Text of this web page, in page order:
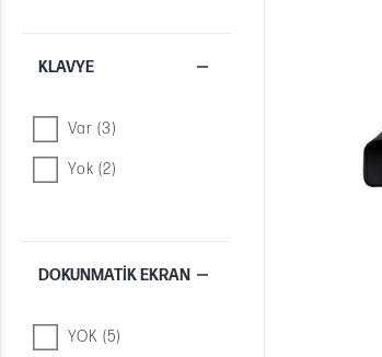
KLAVYE
Var (3)
Yok (2)
DOKUNMATIK EKRAN
YOK (5)